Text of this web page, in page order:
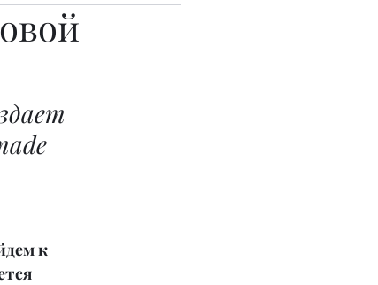
к